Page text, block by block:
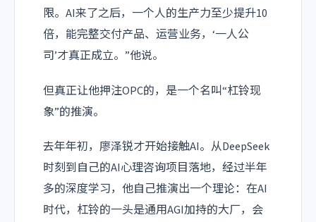
限。AI来了之后，一个人的生产力至少提升10
倍，能完整交付产品、运营业务，‘一人公
司’才真正成立。”他说。
但真正让他押注OPC的，是一个名叫“杠铃现
象”的推演。
去年年初，廖泽锐才开始接触AI。从DeepSeek
时刻到自己的AI心理咨询项目落地，经过半年
多的深度学习，他自己推演出一个理论：在AI
时代，杠铃的一头是通用AGI加持的大厂，会